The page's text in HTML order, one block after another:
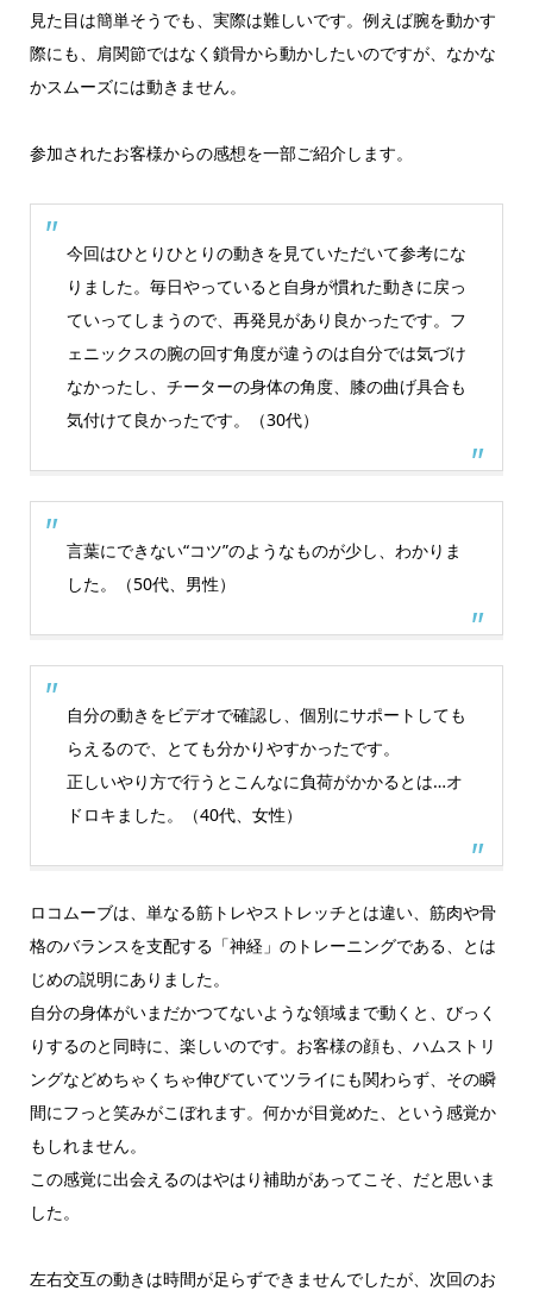
見た目は簡単そうでも、実際は難しいです。例えば腕を動かす
際にも、肩関節ではなく鎖骨から動かしたいのですが、なかな
かスムーズには動きません。
参加されたお客様からの感想を一部ご紹介します。
今回はひとりひとりの動きを見ていただいて参考にな
りました。毎日やっていると自身が慣れた動きに戻っ
ていってしまうので、再発見があり良かったです。フ
ェニックスの腕の回す角度が違うのは自分では気づけ
なかったし、チーターの身体の角度、膝の曲げ具合も
気付けて良かったです。（30代）
言葉にできない“コツ”のようなものが少し、わかりま
した。（50代、男性）
自分の動きをビデオで確認し、個別にサポートしても
らえるので、とても分かりやすかったです。
正しいやり方で行うとこんなに負荷がかかるとは…オ
ドロキました。（40代、女性）
ロコムーブは、単なる筋トレやストレッチとは違い、筋肉や骨
格のバランスを支配する「神経」のトレーニングである、とは
じめの説明にありました。
自分の身体がいまだかつてないような領域まで動くと、びっく
りするのと同時に、楽しいのです。お客様の顔も、ハムストリ
ングなどめちゃくちゃ伸びていてツライにも関わらず、その瞬
間にフっと笑みがこぼれます。何かが目覚めた、という感覚か
もしれません。
この感覚に出会えるのはやはり補助があってこそ、だと思いま
した。
左右交互の動きは時間が足らずできませんでしたが、次回のお